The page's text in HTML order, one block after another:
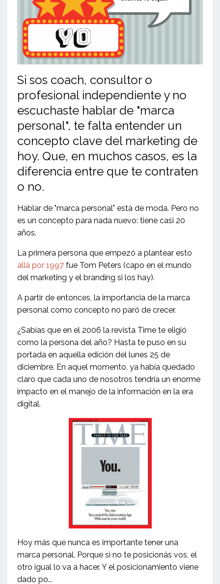
Si sos coach, consultor o
profesional independiente y no
escuchaste hablar de "marca
personal", te falta entender un
concepto clave del marketing de
hoy. Que, en muchos casos, es la
diferencia entre que te contraten
o no.
Hablar de "marca personal" está de moda. Pero no
es un concepto para nada nuevo: tiene casi 20
años.
La primera persona que empezó a plantear esto
allá por 1997 fue Tom Peters (capo en el mundo
del marketing y el branding si los hay).
A partir de entonces, la importancia de la marca
personal como concepto no paró de crecer.
¿Sabías que en el 2006 la revista Time te eligió
como la persona del año? Hasta te puso en su
portada en aquella edición del lunes 25 de
diciembre. En aquel momento, ya había quedado
claro que cada uno de nosotros tendría un enorme
impacto en el manejo de la información en la era
digital.
Hoy más que nunca es importante tener una
marca personal. Porque si no te posicionás vos, el
otro igual lo va a hacer. Y el posicionamiento viene
dado po...